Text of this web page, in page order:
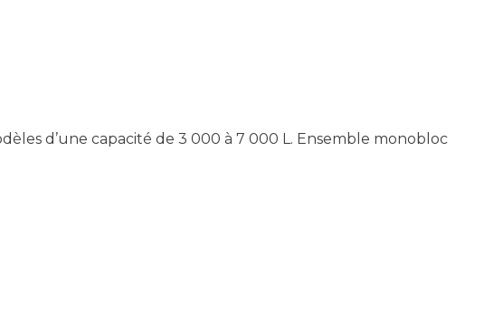
d’une capacité de 3 000 à 7 000 L. Ensemble monobloc